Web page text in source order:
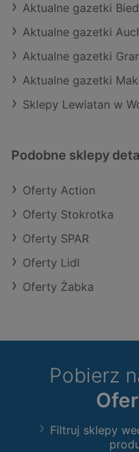
Aktualne gazetki
Aktualne gazetki
Aktualne gazetki
Aktualne gazetki
Sklepy Lewiatan w
Podobne sklepy
Oferty Action
Oferty Stokrotka
Oferty SPAR
Oferty Lidl
Oferty Żabka
Pobierz
Filtruj sklepy